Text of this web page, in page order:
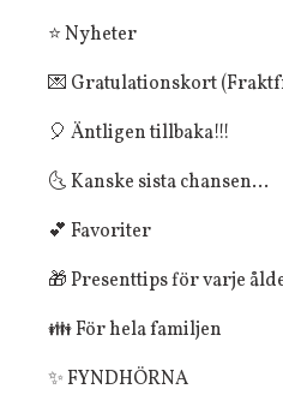
⭐ Nyheter
💌 Gratulationskort
🎈 Äntligen tillbaka!!!
🌜 Kanske sista chansen...
💕 Favoriter
🎁 Presenttips för varje
👪 För hela familjen
✨ FYNDHÖRNA